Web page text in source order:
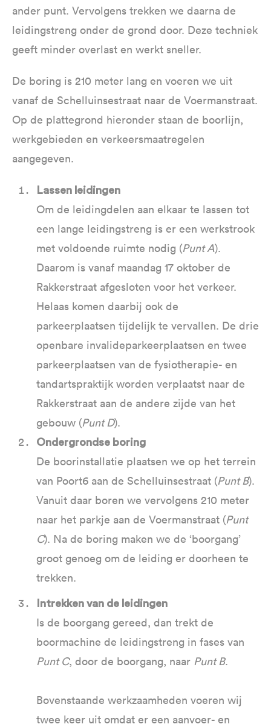
ander punt. Vervolgens trekken we daarna de
leidingstreng onder de grond door. Deze techniek
geeft minder overlast en werkt sneller.
De boring is 210 meter lang en voeren we uit
vanaf de Schelluinsestraat naar de Voermanstraat.
Op de plattegrond hieronder staan de boorlijn,
werkgebieden en verkeersmaatregelen
aangegeven.
Lassen leidingen
Om de leidingdelen aan elkaar te lassen tot
een lange leidingstreng is er een werkstrook
met voldoende ruimte nodig (Punt A).
Daarom is vanaf maandag 17 oktober de
Rakkerstraat afgesloten voor het verkeer.
Helaas komen daarbij ook de
parkeerplaatsen tijdelijk te vervallen. De drie
openbare invalideparkeerplaatsen en twee
parkeerplaatsen van de fysiotherapie- en
tandartspraktijk worden verplaatst naar de
Rakkerstraat aan de andere zijde van het
gebouw (Punt D).
Ondergrondse boring
De boorinstallatie plaatsen we op het terrein
van Poort6 aan de Schelluinsestraat (Punt B).
Vanuit daar boren we vervolgens 210 meter
naar het parkje aan de Voermanstraat (Punt
C). Na de boring maken we de ‘boorgang’
groot genoeg om de leiding er doorheen te
trekken.
Intrekken van de leidingen
Is de boorgang gereed, dan trekt de
boormachine de leidingstreng in fases van
Punt C, door de boorgang, naar Punt B.
Bovenstaande werkzaamheden voeren wij
twee keer uit omdat er een aanvoer- en